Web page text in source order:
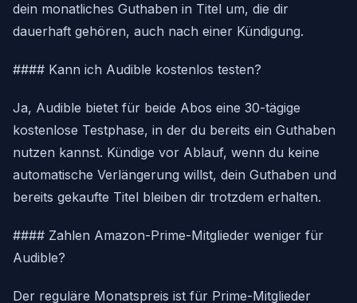
dein monatliches Guthaben in Titel um, die dir
dauerhaft gehören, auch nach einer Kündigung.
#### Kann ich Audible kostenlos testen?
Ja, Audible bietet für beide Abos eine 30-tägige
kostenlose Testphase, in der du bereits ein Guthaben
nutzen kannst. Kündige vor Ablauf, wenn du keine
automatische Verlängerung willst, dein Guthaben und
bereits gekaufte Titel bleiben dir trotzdem erhalten.
#### Zahlen Amazon-Prime-Mitglieder weniger für
Audible?
Der reguläre Monatspreis ist für Prime-Mitglieder